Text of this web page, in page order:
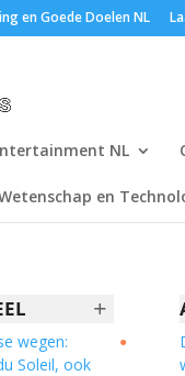
en Goede Doelen NL
NL
en
+
●
wegen:
Soleil, ook